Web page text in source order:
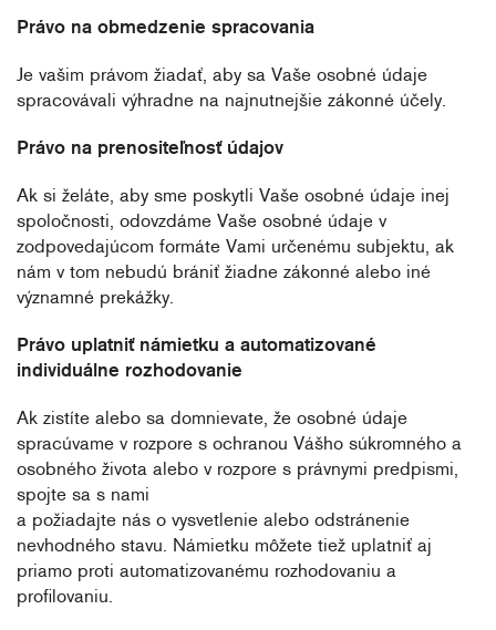
Právo na obmedzenie spracovania
Je vašim právom žiadať, aby sa Vaše osobné údaje
spracovávali výhradne na najnutnejšie zákonné účely.
Právo na prenositeľnosť údajov
Ak si želáte, aby sme poskytli Vaše osobné údaje inej
spoločnosti, odovzdáme Vaše osobné údaje v
zodpovedajúcom formáte Vami určenému subjektu, ak
nám v tom nebudú brániť žiadne zákonné alebo iné
významné prekážky.
Právo uplatniť námietku a automatizované
individuálne rozhodovanie
Ak zistíte alebo sa domnievate, že osobné údaje
spracúvame v rozpore s ochranou Vášho súkromného a
osobného života alebo v rozpore s právnymi predpismi,
spojte sa s nami
a požiadajte nás o vysvetlenie alebo odstránenie
nevhodného stavu. Námietku môžete tiež uplatniť aj
priamo proti automatizovanému rozhodovaniu a
profilovaniu.